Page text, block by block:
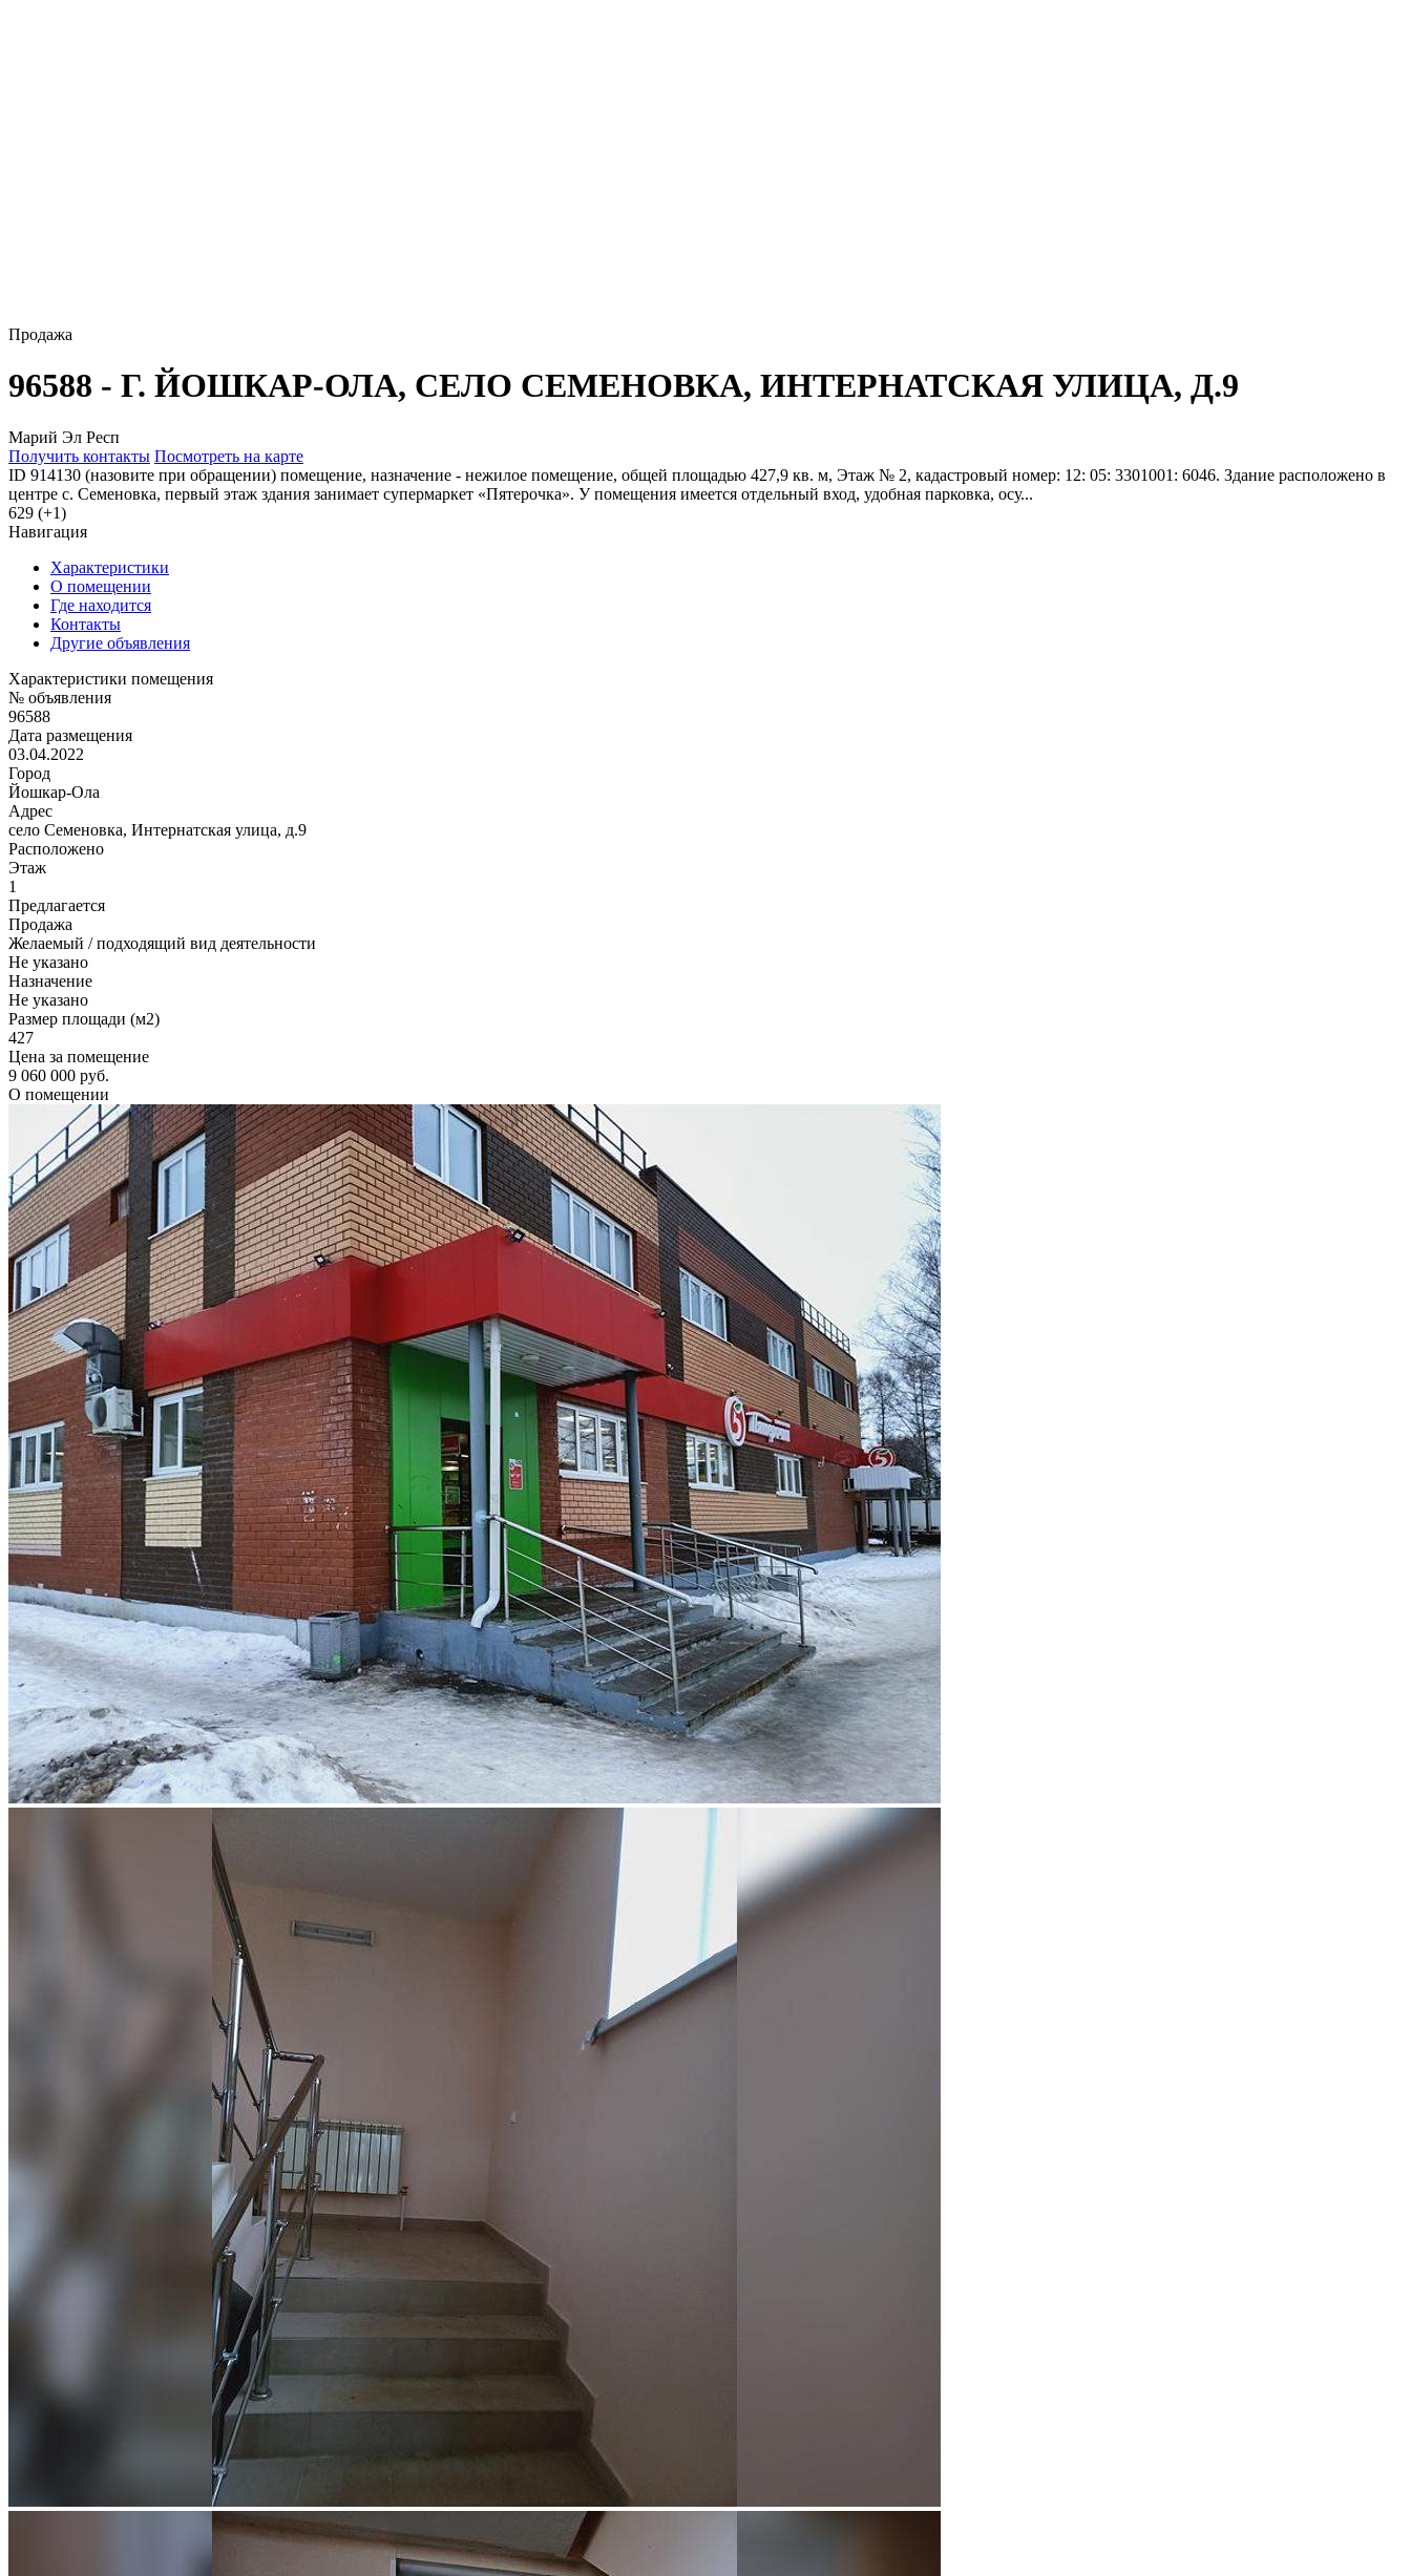
Продажа
96588 - Г. ЙОШКАР-ОЛА, СЕЛО СЕМЕНОВКА, ИНТЕРНАТСКАЯ УЛИЦА, Д.9
Марий Эл Респ
Получить контакты Посмотреть на карте
ID 914130 (назовите при обращении) помещение, назначение - нежилое помещение, общей площадью 427,9 кв. м, Этаж № 2, кадастровый номер: 12: 05: 3301001: 6046. Здание расположено в
центре с. Семеновка, первый этаж здания занимает супермаркет «Пятерочка». У помещения имеется отдельный вход, удобная парковка, осу...
629 (+1)
Навигация
Характеристики
О помещении
Где находится
Контакты
Другие объявления
Характеристики помещения
№ объявления
96588
Дата размещения
03.04.2022
Город
Йошкар-Ола
Адрес
село Семеновка, Интернатская улица, д.9
Расположено
Этаж
1
Предлагается
Продажа
Желаемый / подходящий вид деятельности
Не указано
Назначение
Не указано
Размер площади (м2)
427
Цена за помещение
9 060 000 руб.
О помещении